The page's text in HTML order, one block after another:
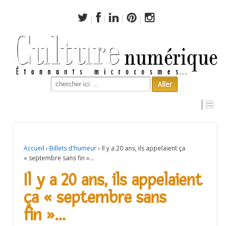
Search
for:
Accueil › Billets d'humeur› Il y a 20 ans, ils appelaient ça
« septembre sans fin »…
Il y a 20 ans, ils appelaient
ça « septembre sans
fin »…